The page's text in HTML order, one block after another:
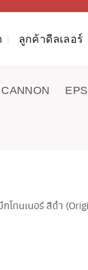
ลูกค้าดีลเลอร์
CANNON
โทนเนอร์ สีดำ